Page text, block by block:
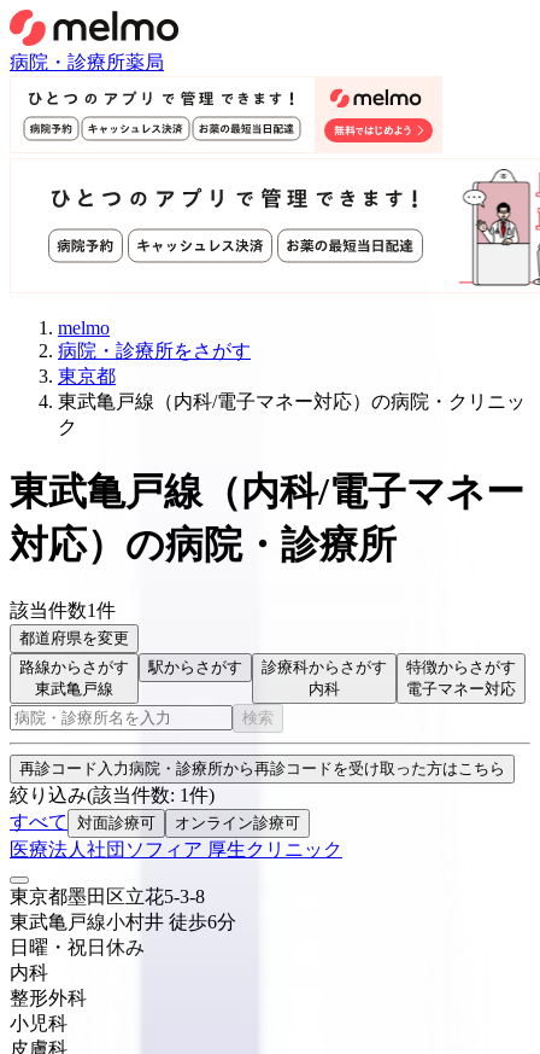
病院・診療所薬局
melmo
病院・診療所をさがす
東京都
東武亀戸線（内科/電子マネー対応）の病院・クリニッ
ク
東武亀戸線（内科/電子マネー
対応） の病院・診療所
該当件数1件
都道府県を変更
路線からさがす
東武亀戸線
駅からさがす
診療科からさがす
内科
特徴からさがす
電子マネー対応
検索
再診コード入力病院・診療所から再診コードを受け取った方はこちら
絞り込み(該当件数: 1件)
すべて
対面診療可 オンライン診療可
医療法人社団ソフィア 厚生クリニック
東京都墨田区立花5-3-8
東武亀戸線小村井 徒歩6分
日曜・祝日 休み
内科
整形外科
小児科
皮膚科